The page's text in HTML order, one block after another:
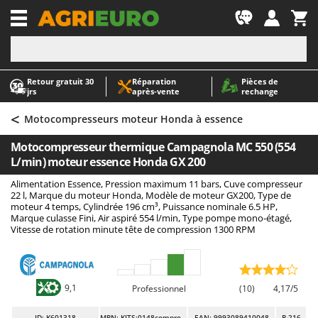
Retour gratuit 30
jrs
Réparation
après‑vente
Pièces de
rechange
-1
A
Abris de jardin
Accessoires pour tracteurs tondeuses autoportés
Aérateurs Scarificateurs pour gazon
Arracheuses de pommes de terre pour tracteur
Aspirateurs - Balais Électriques
Aspirateurs à cendres
Aspirateurs à feuilles sur roues
Aspirateurs Multifonctions
Atomiseurs agricoles pour tracteurs
A
AgriEuro Premium
AgriEuro TOP-LINE
AGT
Aima
Airmec
AL-KO
Alce
Alpina
< Motocompresseurs moteur Honda à essence
Motocompresseur thermique Campagnola MC 550 (554
L/min) moteur essence Honda GX 200
Alimentation Essence, Pression maximum 11 bars, Cuve compresseur
22 l, Marque du moteur Honda, Modèle de moteur GX200, Type de
moteur 4 temps, Cylindrée 196 cm³, Puissance nominale 6.5 HP,
Marque culasse Fini, Air aspiré 554 l/min, Type pompe mono-étagé,
Vitesse de rotation minute tête de compression 1300 RPM
9,1 Professionnel (10) 4,17/5